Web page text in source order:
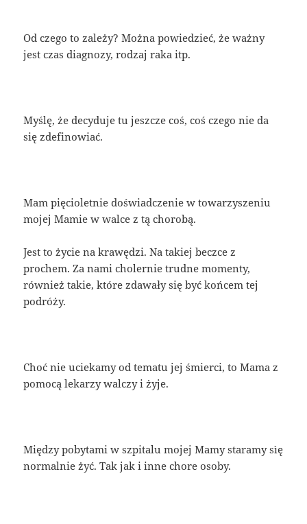
Od czego to zależy? Można powiedzieć, że ważny
jest czas diagnozy, rodzaj raka itp.
Myślę, że decyduje tu jeszcze coś, coś czego nie da
się zdefinowiać.
Mam pięcioletnie doświadczenie w towarzyszeniu
mojej Mamie w walce z tą chorobą.
Jest to życie na krawędzi. Na takiej beczce z
prochem. Za nami cholernie trudne momenty,
również takie, które zdawały się być końcem tej
podróży.
Choć nie uciekamy od tematu jej śmierci, to Mama z
pomocą lekarzy walczy i żyje.
Między pobytami w szpitalu mojej Mamy staramy sìę
normalnie żyć. Tak jak i inne chore osoby.